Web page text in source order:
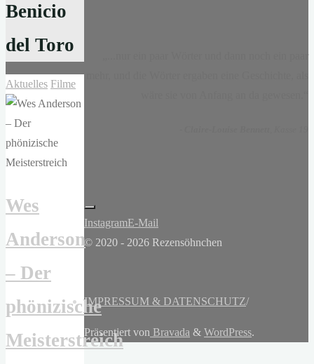
Benicio
del Toro
Aktuelles Filme
Wes
Anderson
– Der
phönizische
Meisterstreich
InstagramE-Mail
© 2020 - 2026 Rezensöhnchen
IMPRESSUM & DATENSCHUTZ/
Präsentiert von Bravada & WordPress.